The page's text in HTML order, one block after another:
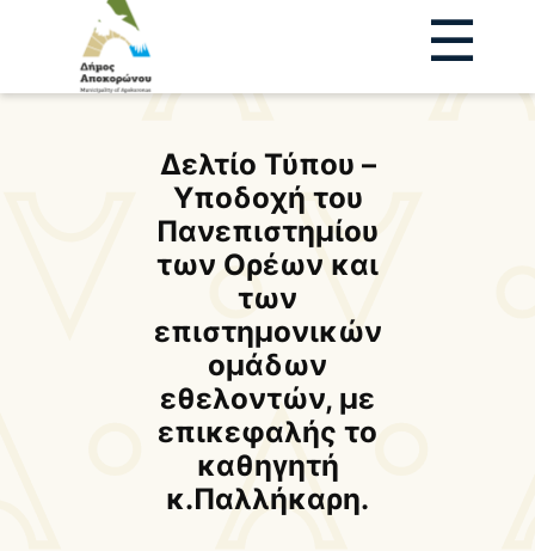
Δημοπρασίες
Προκηρύξεις
Προκηρ. Δημ. Συμβάσεων
Εντεταλμένοι Δημοτικοί
Σύμβουλοι
Δημοτικό Συμβούλιο
Δημοτική Επιτροπή
Δ.Ε. Αρμένων
Δ.Ε. Ασή Γωνιάς
Δ.Ε. Βάμου
Δ.Ε. Γεωργιουπόλεως
☰
Δελτίο Τύπου –
Υποδοχή του
Πανεπιστημίου
των Ορέων και
των
επιστημονικών
ομάδων
εθελοντών, με
επικεφαλής το
καθηγητή
κ.Παλλήκαρη.